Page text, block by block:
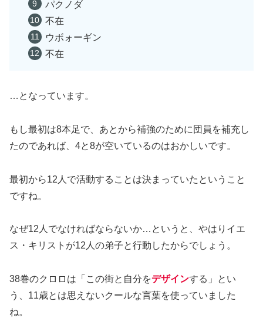
パクノダ
不在
ウボォーギン
不在
…となっています。
もし最初は8本足で、あとから補強のために団員を補充し
たのであれば、4と8が空いているのはおかしいです。
最初から12人で活動することは決まっていたということ
ですね。
なぜ12人でなければならないか…というと、やはりイエ
ス・キリストが12人の弟子と行動したからでしょう。
38巻のクロロは「この街と自分をデザインする」とい
う、11歳とは思えないクールな言葉を使っていました
ね。